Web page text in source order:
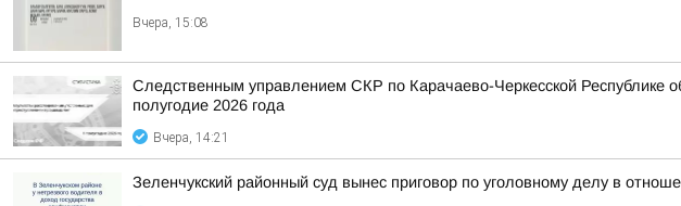
Вчера, 15:08
Следственным управлением СКР по Карачаево-Черкесской Республике
полугодие 2026 года
Вчера, 14:21
Зеленчукский районный суд вынес приговор по уголовному делу в